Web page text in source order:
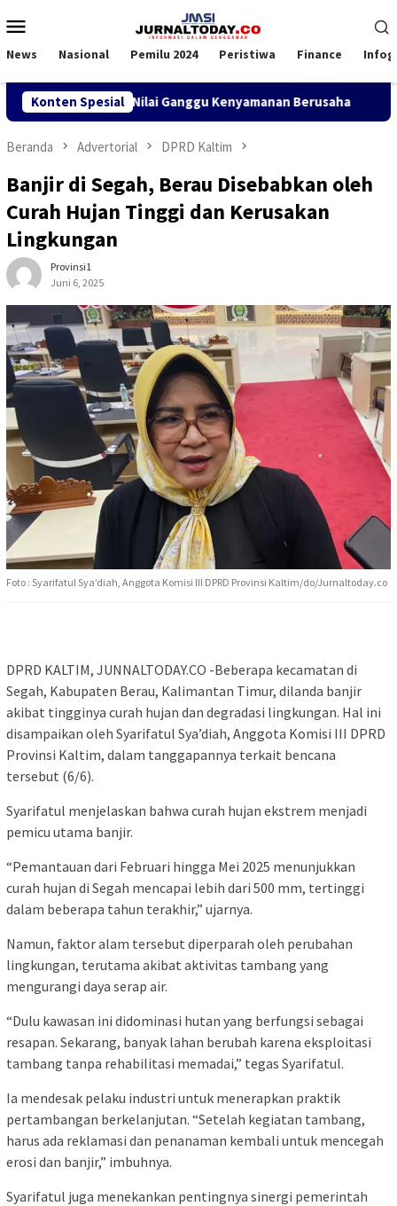
ke
Mobile
News Nasional Pemilu 2024 Peristiwa Finance
Konten Spesial
Jasa Nilai Ganggu Kenyamanan Berusaha
Beranda Advertorial DPRD Kaltim
Banjir di Segah, Berau Disebabkan oleh
Curah Hujan Tinggi dan Kerusakan
Lingkungan
Provinsi1
Juni 6, 2025
Foto : Syarifatul Sya’diah, Anggota Komisi III DPRD Provinsi Kaltim/do/Jurnaltoday.co
DPRD KALTIM, JUNNALTODAY.CO -Beberapa kecamatan di
Segah, Kabupaten Berau, Kalimantan Timur, dilanda banjir
akibat tingginya curah hujan dan degradasi lingkungan. Hal ini
disampaikan oleh Syarifatul Sya’diah, Anggota Komisi III DPRD
Provinsi Kaltim, dalam tanggapannya terkait bencana
tersebut (6/6).
Syarifatul menjelaskan bahwa curah hujan ekstrem menjadi
pemicu utama banjir.
“Pemantauan dari Februari hingga Mei 2025 menunjukkan
curah hujan di Segah mencapai lebih dari 500 mm, tertinggi
dalam beberapa tahun terakhir,” ujarnya.
Namun, faktor alam tersebut diperparah oleh perubahan
lingkungan, terutama akibat aktivitas tambang yang
mengurangi daya serap air.
“Dulu kawasan ini didominasi hutan yang berfungsi sebagai
resapan. Sekarang, banyak lahan berubah karena eksploitasi
tambang tanpa rehabilitasi memadai,” tegas Syarifatul.
Ia mendesak pelaku industri untuk menerapkan praktik
pertambangan berkelanjutan. “Setelah kegiatan tambang,
harus ada reklamasi dan penanaman kembali untuk mencegah
erosi dan banjir,” imbuhnya.
Syarifatul juga menekankan pentingnya sinergi pemerintah